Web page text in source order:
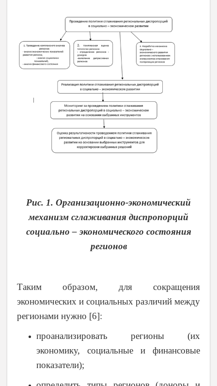
Рис. 1. Организационно-экономический
механизм сглаживания диспропорций
социально – экономического состояния
регионов
Таким образом, для сокращения
экономических и социальных различий между
регионами нужно [6]:
проанализировать регионы (их
экономику, социальные и финансовые
показатели);